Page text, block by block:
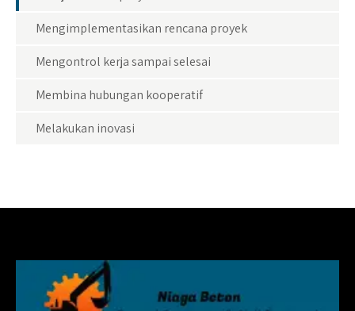
Mengimplementasikan rencana proyek
Mengontrol kerja sampai selesai
Membina hubungan kooperatif
Melakukan inovasi